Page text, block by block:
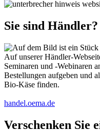
Sie sind Händler?
Auf unserer Händler-
Seminaren und -Webinaren
Bestellungen aufgeben und
Bio-Käse finden.
handel.oema.de
Verschenken Sie